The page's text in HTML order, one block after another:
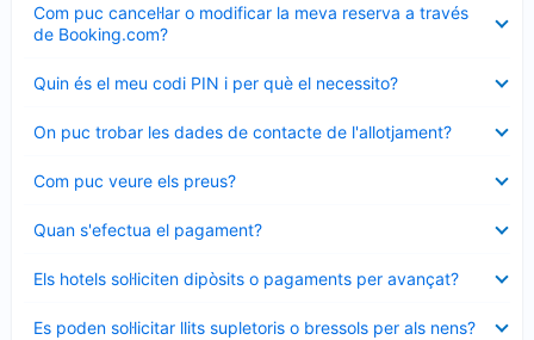
Com puc cancel·lar o modificar la meva reserva a través
de Booking.com?
tancat
Quin és el meu codi PIN i per què el necessito?
tancat
On puc trobar les dades de contacte de l'allotjament?
tancat
Com puc veure els preus?
tancat
Quan s'efectua el pagament?
tancat
Els hotels sol·liciten dipòsits o pagaments per avançat?
tancat
Es poden sol·licitar llits supletoris o bressols per als nens?
tancat